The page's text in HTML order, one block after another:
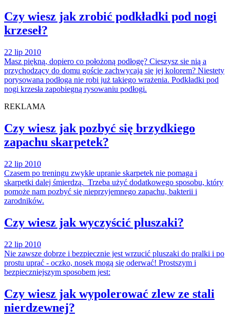
Czy wiesz jak zrobić podkładki pod nogi
krzeseł?
22 lip 2010
Masz piękną, dopiero co położoną podłogę? Cieszysz sie nią a
przychodzący do domu goście zachwycają się jej kolorem? Niestety
porysowana podłoga nie robi już takiego wrażenia. Podkładki pod
nogi krzesła zapobiegną rysowaniu podłogi.
REKLAMA
Czy wiesz jak pozbyć się brzydkiego
zapachu skarpetek?
22 lip 2010
Czasem po treningu zwykłe upranie skarpetek nie pomaga i
skarpetki dalej śmierdzą. Trzeba użyć dodatkowego sposobu, który
pomoże nam pozbyć się nieprzyjemnego zapachu, bakterii i
zarodników.
Czy wiesz jak wyczyścić pluszaki?
22 lip 2010
Nie zawsze dobrze i bezpiecznie jest wrzucić pluszaki do pralki i po
prostu uprać - oczko, nosek mogą się oderwać! Prostszym i
bezpieczniejszym sposobem jest:
Czy wiesz jak wypolerować zlew ze stali
nierdzewnej?